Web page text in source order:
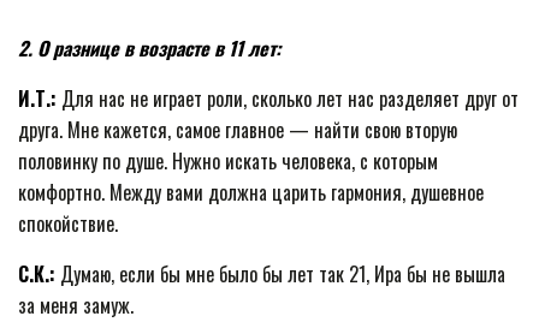
2. О разнице в возрасте в 11 лет:
И.Т.: Для нас не играет роли, сколько лет нас разделяет друг от
друга. Мне кажется, самое главное — найти свою вторую
половинку по душе. Нужно искать человека, с которым
комфортно. Между вами должна царить гармония, душевное
спокойствие.
С.К.: Думаю, если бы мне было бы лет так 21, Ира бы не вышла
за меня замуж.